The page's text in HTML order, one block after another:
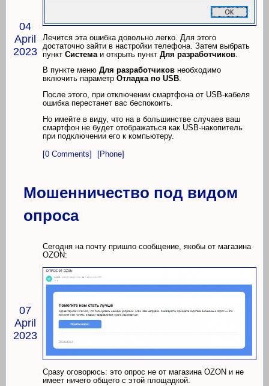
04
April
2023
Лечится эта ошибка довольно легко. Для этого
достаточно зайти в настройки телефона. Затем выбрать
пункт Система и открыть пункт Для разработчиков
В пункте меню Для разработчиков необходимо
включить параметр Отладка по USB.
После этого, при отключении смартфона от USB-кабеля
ошибка перестанет вас беспокоить.
Но имейте в виду, что на в большинстве случаев ваш
смартфон не будет отображаться как USB-накопитель
при подключении его к компьютеру.
[0 Comments]
[Phone]
Мошенничество под видом
опроса
07
April
2023
Сегодня на почту пришло сообщение, якобы от магазина
OZON:
Сразу оговорюсь: это опрос не от магазина OZON и не
имеет ничего общего с этой площадкой.